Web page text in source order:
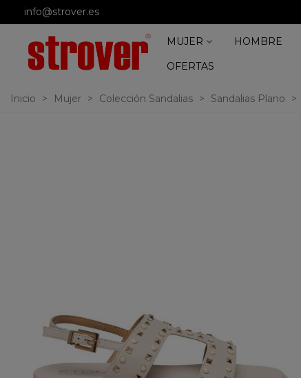
info@strover.es
MUJER HOMBRE
OFERTAS
Inicio > Mujer > Colección Sandalias > Sandalias Plano >